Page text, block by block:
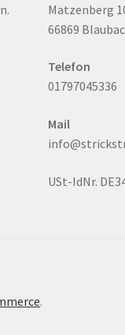
Matzenberg
66869
Telefon
01797045336
Mail
USt-IdNr.
.